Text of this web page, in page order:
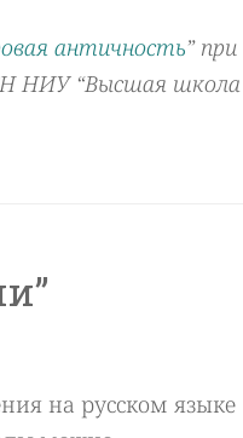
античность” при
НИУ “Высшая школа
на русском языке